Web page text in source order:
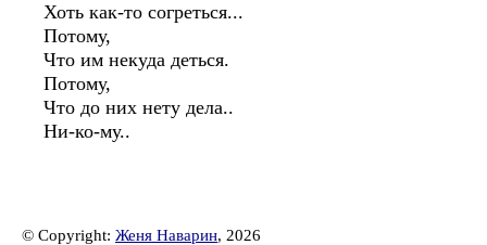
Хоть как-то согреться...
Потому,
Что им некуда деться.
Потому,
Что до них нету дела..
Ни-ко-му..
© Copyright: Женя Наварин, 2026